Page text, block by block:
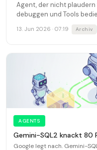
Agent, der nicht
debuggen und Tools
13. Jun 2026 · 07:19 Archiv
AGENTS
Gemini-SQL2 knackt 80
Google legt nach. Gemini-